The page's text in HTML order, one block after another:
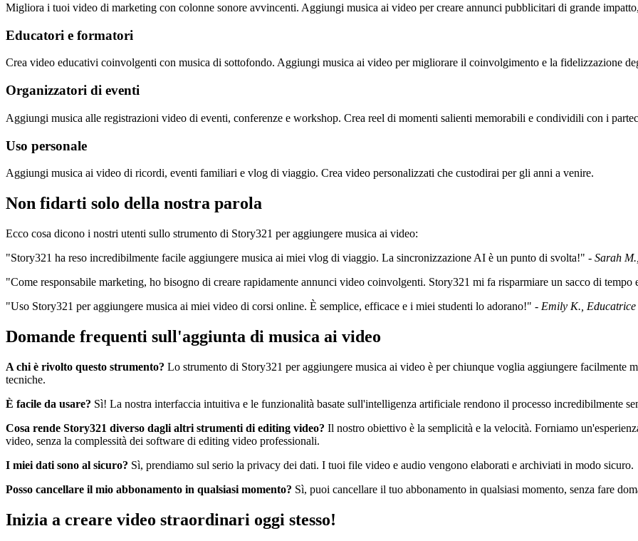
Migliora i tuoi video di marketing con colonne sonore avvincenti. Aggiungi musica ai video per creare annunci pubblicitari di grande
Educatori e formatori
Crea video educativi coinvolgenti con musica di sottofondo. Aggiungi musica ai video per migliorare il coinvolgimento e la fidelizzazione
Organizzatori di eventi
Aggiungi musica alle registrazioni video di eventi, conferenze e workshop. Crea reel di momenti salienti memorabili e condividili con i
Uso personale
Aggiungi musica ai video di ricordi, eventi familiari e vlog di viaggio. Crea video personalizzati che custodirai per gli anni a venire.
Non fidarti solo della nostra parola
Ecco cosa dicono i nostri utenti sullo strumento di Story321 per aggiungere musica ai video:
"Story321 ha reso incredibilmente facile aggiungere musica ai miei vlog di viaggio. La sincronizzazione AI è un punto di svolta!" - Sarah
"Come responsabile marketing, ho bisogno di creare rapidamente annunci video coinvolgenti. Story321 mi fa risparmiare un sacco di tempo
"Uso Story321 per aggiungere musica ai miei video di corsi online. È semplice, efficace e i miei studenti lo adorano!" - Emily K.,
Domande frequenti sull'aggiunta di musica ai video
A chi è rivolto questo strumento? Lo strumento di Story321 per aggiungere musica ai video è per chiunque voglia aggiungere facilmente
tecniche.
È facile da usare? Sì! La nostra interfaccia intuitiva e le funzionalità basate sull'intelligenza artificiale rendono il processo incredibilmente
Cosa rende Story321 diverso dagli altri strumenti di editing video? Il nostro obiettivo è la semplicità e la velocità. Forniamo
video, senza la complessità dei software di editing video professionali.
I miei dati sono al sicuro? Sì, prendiamo sul serio la privacy dei dati. I tuoi file video e audio vengono elaborati e archiviati in modo sicuro.
Posso cancellare il mio abbonamento in qualsiasi momento? Sì, puoi cancellare il tuo abbonamento in qualsiasi momento, senza fare
Inizia a creare video straordinari oggi stesso!